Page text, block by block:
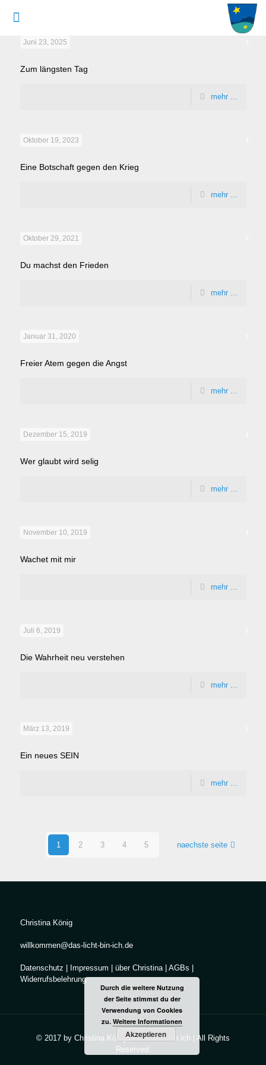
Juni 23, 2025
Zum längsten Tag
mehr ...
Oktober 19, 2023
Eine Botschaft gegen den Krieg
mehr ...
Oktober 29, 2021
Du machst den Frieden
mehr ...
Januar 31, 2020
Freier Atem gegen die Angst
mehr ...
Dezember 15, 2019
Wer glaubt wird selig
mehr ...
November 10, 2019
Wachet mit mir
mehr ...
Juli 6, 2019
Die Wahrheit neu verstehen
mehr ...
März 13, 2019
Ein neues SEIN
mehr ...
1 2 3 4 5 naechste seite
Christina König
willkommen@das-licht-bin-ich.de
Datenschutz Impressum über Christina| AGBs
Widerrufsbelehrung
© 2017 by Christina König | Das Licht bin ich | All Rights
Reserved.
Durch die weitere Nutzung
der Seite stimmst du der
Verwendung von Cookies
zu. Weitere Informationen
Akzeptieren